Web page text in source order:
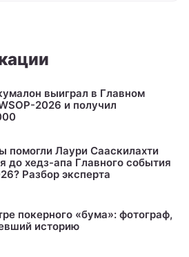
выиграл в Главном
2026 и получил
помогли Лаури Сааскилахти
до хедз-апа Главного события
Разбор эксперта
покерного «бума»: фотограф,
историю